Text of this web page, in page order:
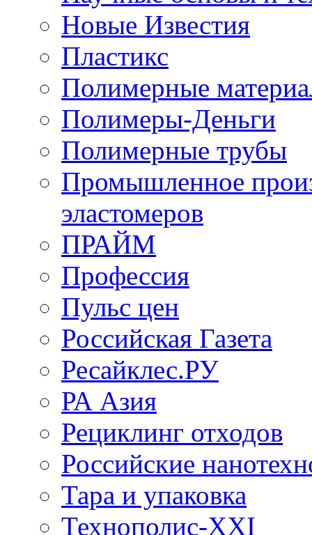
Новые Известия
Пластикс
Полимерные
Полимеры-Деньги
Полимерные трубы
Промышленное
эластомеров
ПРАЙМ
Профессия
Пульс цен
Российская Газета
Ресайклес.РУ
РА Азия
Рециклинг отходов
Российские
Тара и упаковка
Технополис-XXI